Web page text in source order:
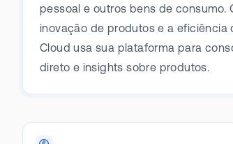
pessoal e outros bens de
inovação de produtos e a eficiência
Cloud usa sua plataforma para
direto e insights sobre produtos.